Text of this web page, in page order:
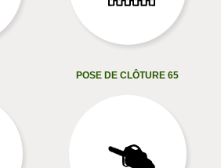
POSE DE CLÔTURE 65